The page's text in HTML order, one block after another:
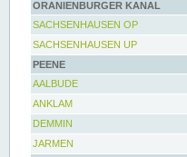
ORANIENBURGER KANAL
SACHSENHAUSEN OP
SACHSENHAUSEN UP
PEENE
AALBUDE
ANKLAM
DEMMIN
JARMEN